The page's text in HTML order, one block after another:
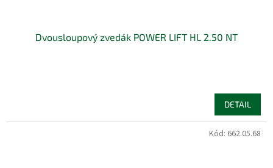
Dvousloupový zvedák POWER LIFT HL 2.50 NT
DETAIL
Kód: 662.05.68